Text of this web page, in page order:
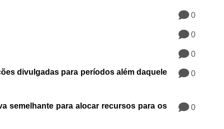
0
0
0
0
divulgadas para períodos além daquele
0
semelhante para alocar recursos para os